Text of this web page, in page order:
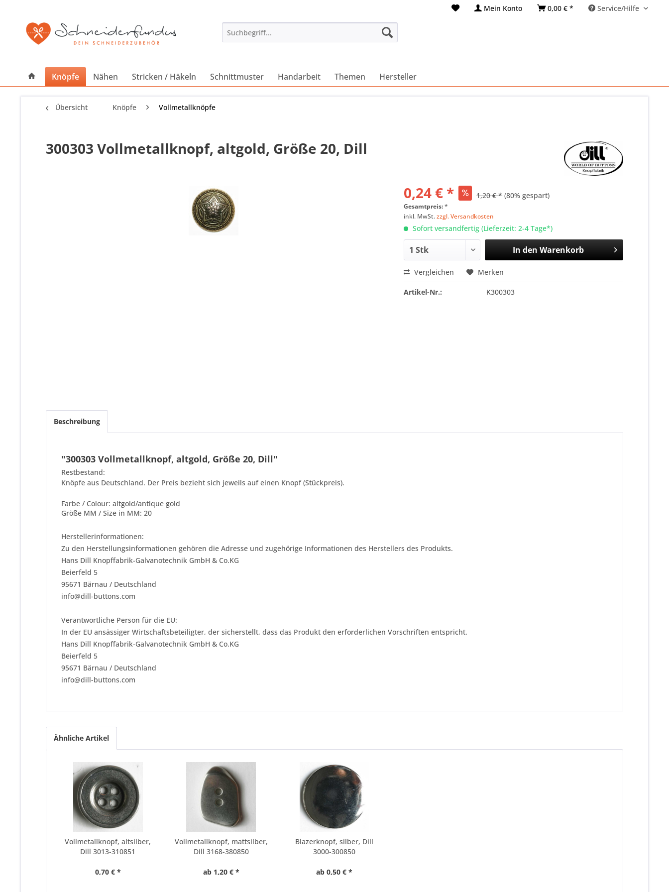
Mein Konto 0,00 € * Service/Hilfe
Knöpfe Nähen Stricken / Häkeln Schnittmuster Handarbeit Themen Hersteller
Übersicht Knöpfe Vollmetallknöpfe
300303 Vollmetallknopf, altgold, Größe 20, Dill
0,24 € * 1,20 € * (80% gespart)
Gesamtpreis:*
inkl. MwSt.zzgl. Versandkosten
Sofort versandfertig (Lieferzeit: 2-4 Tage*)
In den Warenkorb
Vergleichen Merken
Artikel-Nr.: K300303
Beschreibung
"300303 Vollmetallknopf, altgold, Größe 20, Dill"
Restbestand:
Knöpfe aus Deutschland. Der Preis bezieht sich jeweils auf einen Knopf (Stückpreis).
Farbe / Colour: altgold/antique gold
Größe MM / Size in MM: 20
Herstellerinformationen:
Zu den Herstellungsinformationen gehören die Adresse und zugehörige Informationen des Herstellers des Produkts.
Hans Dill Knopffabrik-Galvanotechnik GmbH & Co.KG
Beierfeld 5
95671 Bärnau / Deutschland
info@dill-buttons.com
Verantwortliche Person für die EU:
In der EU ansässiger Wirtschaftsbeteiligter, der sicherstellt, dass das Produkt den erforderlichen Vorschriften entspricht.
Hans Dill Knopffabrik-Galvanotechnik GmbH & Co.KG
Beierfeld 5
95671 Bärnau / Deutschland
info@dill-buttons.com
Ähnliche Artikel
Vollmetallknopf, altsilber,
Dill 3013-310851
0,70 € *
Vollmetallknopf, mattsilber,
Dill 3168-380850
ab 1,20 € *
Blazerknopf, silber, Dill
3000-300850
ab 0,50 € *